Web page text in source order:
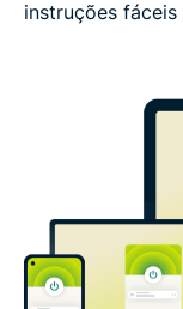
instruções